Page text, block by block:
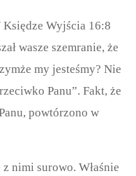
Księdze Wyjścia 16:8
wasze szemranie, że
my jesteśmy? Nie
Panu”. Fakt, że
powtórzono w
nimi surowo. Właśnie